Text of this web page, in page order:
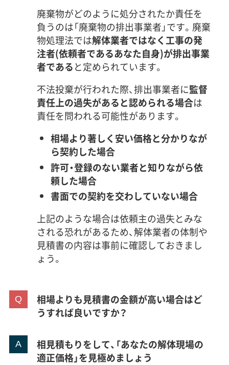
廃棄物がどのように処分されたか責任を
負うのは「廃棄物の排出事業者」です。廃棄
物処理法では解体業者ではなく工事の発
注者(依頼者であるあなた自身)が排出事業
者であると定められています。
不法投棄が行われた際、排出事業者に監督
責任上の過失があると認められる場合は
責任を問われる可能性があります。
相場より著しく安い価格と分かりなが
ら契約した場合
許可・登録のない業者と知りながら依
頼した場合
書面での契約を交わしていない場合
上記のような場合は依頼主の過失とみな
される恐れがあるため、解体業者の体制や
見積書の内容は事前に確認しておきまし
ょう。
相場よりも見積書の金額が高い場合はど
うすれば良いですか？
相見積もりをして、「あなたの解体現場の
適正価格」を見極めましょう